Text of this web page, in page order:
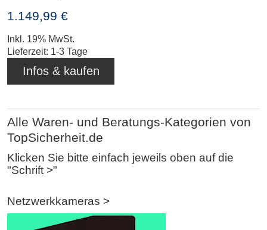
1.149,99 €
Inkl. 19% MwSt.
Lieferzeit: 1-3 Tage
Infos & kaufen
Alle Waren- und Beratungs-Kategorien von
TopSicherheit.de
Klicken Sie bitte einfach jeweils oben auf die
"Schrift >"
Netzwerkkameras >